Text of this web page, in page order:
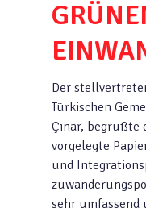
Der
Türkischen
Çınar, begrüßte
vorgelegte
und
sehr umfassend